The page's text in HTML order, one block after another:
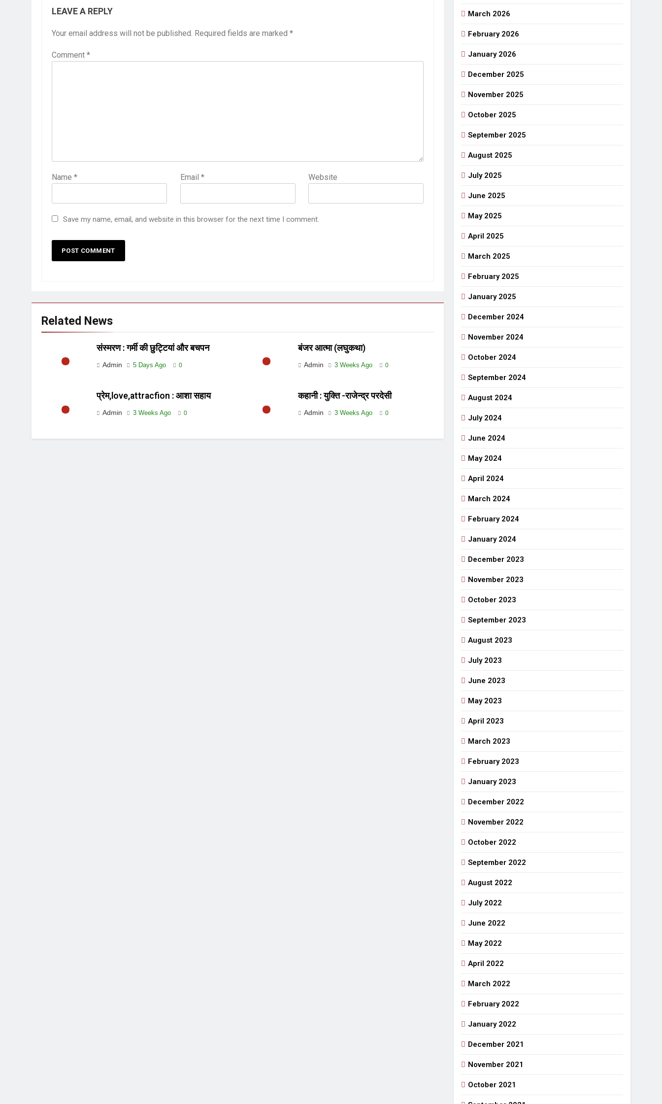
राजनीतिक सफरनामा : आन्दोलन से उपजे सवाल
पेपर लीक पर गैर-भाजपा सरकारों से जवाबदेही कब? कहां चला गया पुलिस के हाथों में लहराने वाला डंडा
कॉकरोच आंदोलन: गांधीवाद की छाया या डिजिटल युग का नया प्रतिरोध? संस्मरण : गर्मी की छुट्टियां और बचपन
LEAVE A REPLY
Your email address will not be published. Required fields are marked *
Comment *
Name * Email * Website
Save my name, email, and website in this browser for the next time I comment.
Related News
संस्मरण : गर्मी की छुट्टियां और बचपन
Admin 5 Days Ago 0
बंजर आत्मा (लघुकथा)
Admin 3 Weeks Ago 0
प्रेम,love,attracfion : आशा सहाय
Admin 3 Weeks Ago 0
कहानी : युक्ति -राजेन्द्र परदेसी
Admin 3 Weeks Ago 0
March 2026
February 2026
January 2026
December 2025
November 2025
October 2025
September 2025
August 2025
July 2025
June 2025
May 2025
April 2025
March 2025
February 2025
January 2025
December 2024
November 2024
October 2024
September 2024
August 2024
July 2024
June 2024
May 2024
April 2024
March 2024
February 2024
January 2024
December 2023
November 2023
October 2023
September 2023
August 2023
July 2023
June 2023
May 2023
April 2023
March 2023
February 2023
January 2023
December 2022
November 2022
October 2022
September 2022
August 2022
July 2022
June 2022
May 2022
April 2022
March 2022
February 2022
January 2022
December 2021
November 2021
October 2021